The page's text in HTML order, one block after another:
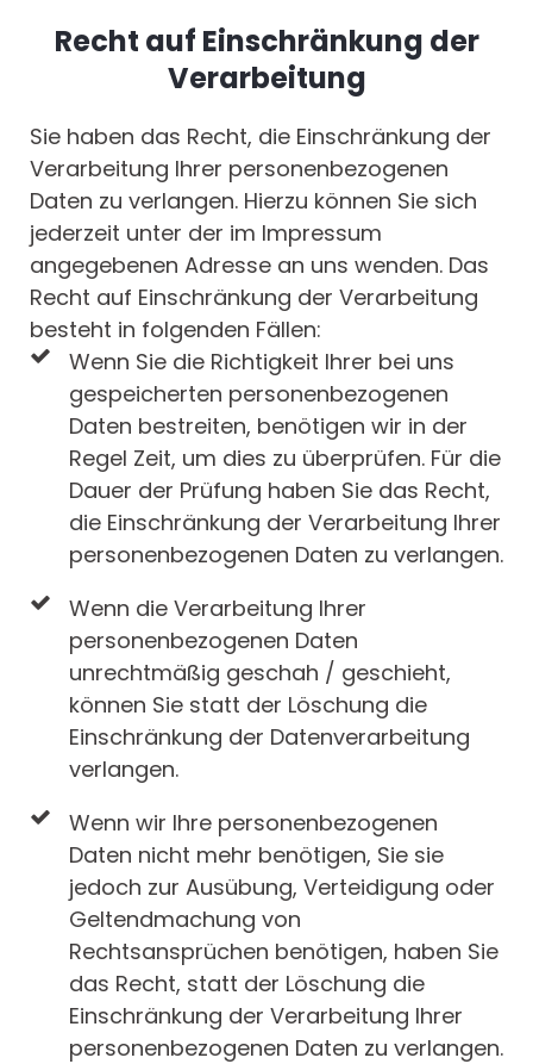
Recht auf Einschränkung der
Verarbeitung
Sie haben das Recht, die Einschränkung der
Verarbeitung Ihrer personenbezogenen
Daten zu verlangen. Hierzu können Sie sich
jederzeit unter der im Impressum
angegebenen Adresse an uns wenden. Das
Recht auf Einschränkung der Verarbeitung
besteht in folgenden Fällen:
Wenn Sie die Richtigkeit Ihrer bei uns
gespeicherten personenbezogenen
Daten bestreiten, benötigen wir in der
Regel Zeit, um dies zu überprüfen. Für die
Dauer der Prüfung haben Sie das Recht,
die Einschränkung der Verarbeitung Ihrer
personenbezogenen Daten zu verlangen.
Wenn die Verarbeitung Ihrer
personenbezogenen Daten
unrechtmäßig geschah / geschieht,
können Sie statt der Löschung die
Einschränkung der Datenverarbeitung
verlangen.
Wenn wir Ihre personenbezogenen
Daten nicht mehr benötigen, Sie sie
jedoch zur Ausübung, Verteidigung oder
Geltendmachung von
Rechtsansprüchen benötigen, haben Sie
das Recht, statt der Löschung die
Einschränkung der Verarbeitung Ihrer
personenbezogenen Daten zu verlangen.